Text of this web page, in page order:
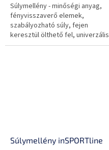
0,0
csillag.
Súlymellény - minőségi anyag,
fényvisszaverő elemek,
szabályozható súly, fejen
keresztül ölthető fel, univerzális
méret.
Súlymellény inSPORTline